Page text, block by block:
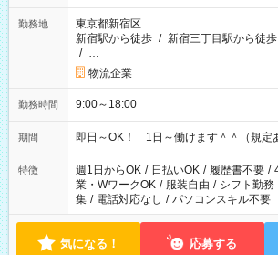
勤務地
東京都新宿区
新宿駅から徒歩 / 新宿三丁目駅から徒歩
/ …
物流企業
勤務時間 9:00～18:00
期間 即日～OK！ 1日～働けます＾＾（規定
特徴 週1日からOK / 日払いOK / 履歴書不要 /
業・WワークOK / 服装自由 / シフト勤務
集 / 電話対応なし / パソコンスキル不要
気になる！ 応募する